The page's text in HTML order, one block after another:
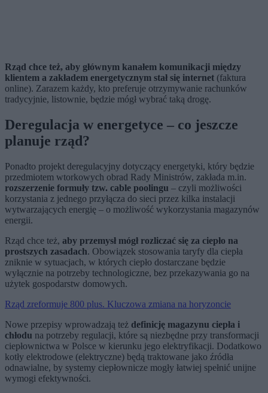
Rząd chce też, aby głównym kanałem komunikacji między
klientem a zakładem energetycznym stał się internet (faktura
online). Zarazem każdy, kto preferuje otrzymywanie rachunków
tradycyjnie, listownie, będzie mógł wybrać taką drogę.
Deregulacja w energetyce – co jeszcze
planuje rząd?
Ponadto projekt deregulacyjny dotyczący energetyki, który będzie
przedmiotem wtorkowych obrad Rady Ministrów, zakłada m.in.
rozszerzenie formuły tzw. cable poolingu – czyli możliwości
korzystania z jednego przyłącza do sieci przez kilka instalacji
wytwarzających energię – o możliwość wykorzystania magazynów
energii.
Rząd chce też, aby przemysł mógł rozliczać się za ciepło na
prostszych zasadach. Obowiązek stosowania taryfy dla ciepła
zniknie w sytuacjach, w których ciepło dostarczane będzie
wyłącznie na potrzeby technologiczne, bez przekazywania go na
użytek gospodarstw domowych.
Rząd zreformuje 800 plus. Kluczowa zmiana na horyzoncie
Nowe przepisy wprowadzają też definicję magazynu ciepła i
chłodu na potrzeby regulacji, które są niezbędne przy transformacji
ciepłownictwa w Polsce w kierunku jego elektryfikacji. Dodatkowo
kotły elektrodowe (elektryczne) będą traktowane jako źródła
odnawialne, by systemy ciepłownicze mogły łatwiej spełnić unijne
wymogi efektywności.